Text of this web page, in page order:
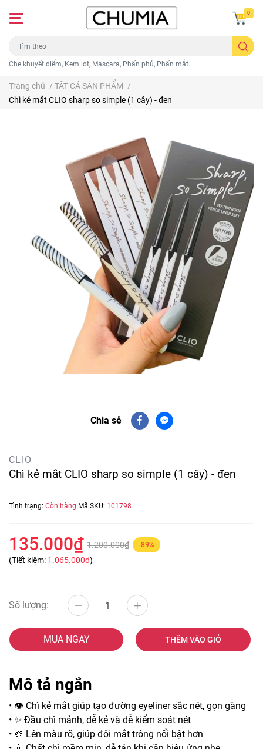
Che khuyết điểm, Kem lót, Mascara, Phấn phủ, Phấn mắt...
0
Trang chủ / TẤT CẢ SẢN PHẨM /
Chì kẻ mắt CLIO sharp so simple (1 cây) - đen
Chia sẻ
CLIO
Chì kẻ mắt CLIO sharp so simple (1 cây) - đen
Tình trạng: Còn hàng Mã SKU: 101798
135.000₫ 1.200.000₫ -89%
(Tiết kiệm: 1.065.000₫)
Số lượng:
MUA NGAY THÊM VÀO GIỎ
Mô tả ngắn
• 👁️ Chì kẻ mắt giúp tạo đường eyeliner sắc nét, gọn gàng
• ✨ Đầu chì mảnh, dễ kẻ và dễ kiểm soát nét
• 🎨 Lên màu rõ, giúp đôi mắt trông nổi bật hơn